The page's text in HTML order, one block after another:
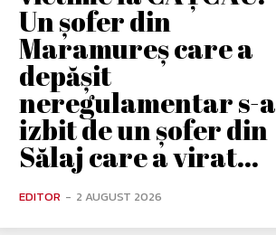
Un șofer din
Maramureș care a
depășit
neregulamentar s-a
izbit de un șofer din
Sălaj care a virat...
EDITOR - 2 AUGUST 2026